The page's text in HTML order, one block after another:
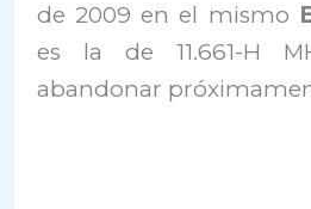
de 2009 en el mismo
es la de 11.661-H
abandonar